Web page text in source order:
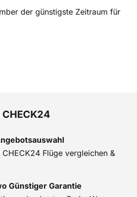
der günstigste Zeitraum für
Flüge vergleichen &
Günstiger Garantie